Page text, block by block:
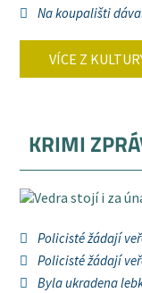
Na koupališti
VÍCE Z
KRIMI
Policisté žádají
Policisté žádají
Byla ukradena